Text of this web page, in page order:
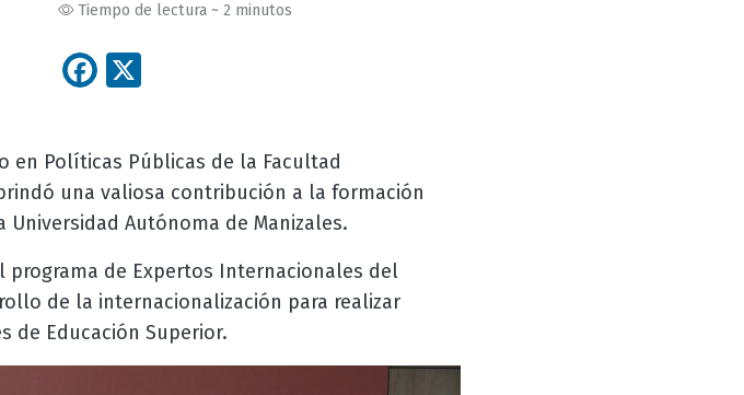
Tiempo de lectura ~ 2 minutos
Facebook
en Políticas Públicas de la Facultad
una valiosa contribución a la formación
Universidad Autónoma de Manizales.
de Expertos Internacionales del
de la internacionalización para realizar
de Educación Superior.